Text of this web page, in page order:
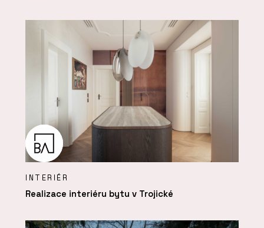
INTERIÉR
Realizace interiéru bytu v Trojické